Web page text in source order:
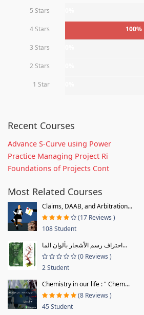
5 Stars
4 Stars 100%
3 Stars
2 Stars
1 Star
Recent Courses
Advance S-Curve using Power
Practice Managing Project Ri
Foundations of Projects Cont
Most Related Courses
Claims, DAAB, and Arbitration...
(17 Reviews )
108 Student
احتراف رسم الأشجار بألوان الما...
(0 Reviews )
2 Student
Chemistry in our life : " Chem...
(8 Reviews )
45 Student